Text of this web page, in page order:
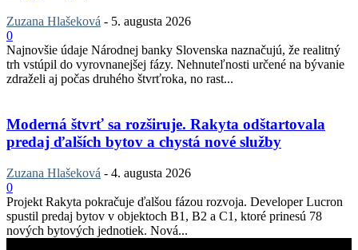
Zuzana Hlašeková - 5. augusta 2026
0
Najnovšie údaje Národnej banky Slovenska naznačujú, že realitný
trh vstúpil do vyrovnanejšej fázy. Nehnuteľnosti určené na bývanie
zdraželi aj počas druhého štvrťroka, no rast...
Moderná štvrť sa rozširuje. Rakyta odštartovala
predaj ďalších bytov a chystá nové služby
Zuzana Hlašeková - 4. augusta 2026
0
Projekt Rakyta pokračuje ďalšou fázou rozvoja. Developer Lucron
spustil predaj bytov v objektoch B1, B2 a C1, ktoré prinesú 78
nových bytových jednotiek. Nová...